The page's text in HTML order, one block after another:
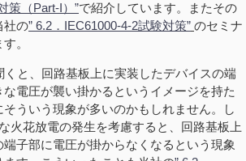
策（Part-I）”で紹介しています。またその
社の” 6.2．IEC61000-4-2試験対策” のセミナ
。
と、回路基板上に実装したデバイスの端
電圧が襲い掛かるというイメージを持た
ういう現象が多いのかもしれません。し
火花放電の発生を考慮すると、回路基板上
子部に電圧が掛からなくなるという現象